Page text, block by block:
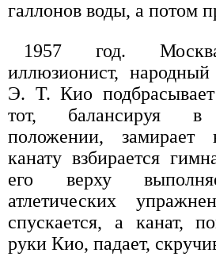
галлонов воды, а потом
1957 год.
иллюзионист,
Э. Т. Кио
тот, балансируя в
положении,
канату взбирается
его верху
атлетических
спускается, а канат,
руки Кио, падает,